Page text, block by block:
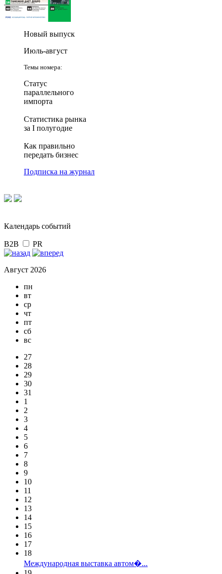
Новый выпуск
Июль-август
Темы номера:
Статус
параллельного
импорта
Статистика рынка
за I полугодие
Как правильно
передать бизнес
Подписка на журнал
Календарь событий
B2B PR
Август 2026
пн
вт
ср
чт
пт
сб
вс
27
28
29
30
31
1
2
3
4
5
6
7
8
9
10
11
12
13
14
15
16
17
18
Международная выставка автом�...